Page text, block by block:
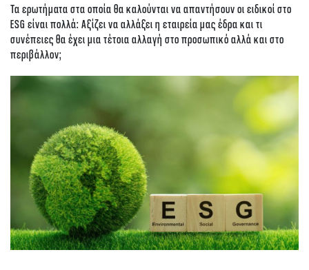
Τα ερωτήματα στα οποία θα καλούνται να απαντήσουν οι ειδικοί στο
ESG είναι πολλά: Αξίζει να αλλάξει η εταιρεία μας έδρα και τι
συνέπειες θα έχει μια τέτοια αλλαγή στο προσωπικό αλλά και στο
περιβάλλον;